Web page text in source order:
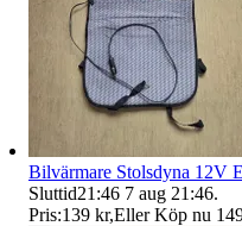
Bilvärmare Stolsdyna 12V
Sluttid21:46 7 aug 21:46.
Pris:139 kr,Eller Köp nu